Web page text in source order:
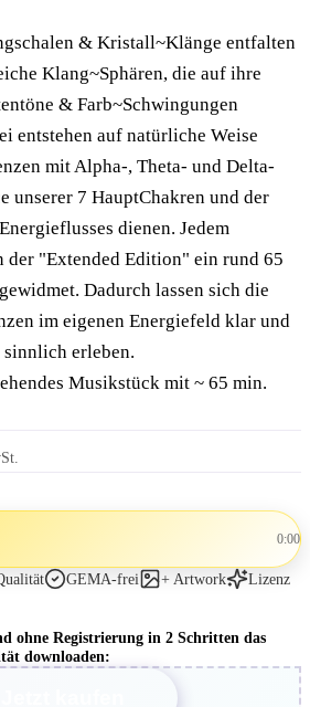
& Kristall~Klänge entfalten
Klang~Sphären, die auf ihre
& Farb~Schwingungen
entstehen auf natürliche Weise
mit Alpha-, Theta- und Delta-
unserer 7 HauptChakren und der
dienen. Jedem
der "Extended Edition" ein rund 65
Dadurch lassen sich die
im eigenen Energiefeld klar und
erleben.
Musikstück mit ~ 65 min.
0:00
GEMA-frei + Artwork
Lizenz
ohne Registrierung in 2 Schritten das
downloaden: